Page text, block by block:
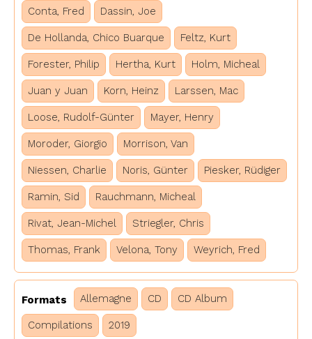
Conta, Fred Dassin, Joe
De Hollanda, Chico Buarque Feltz, Kurt
Forester, Philip Hertha, Kurt Holm, Micheal
Juan y Juan Korn, Heinz Larssen, Mac
Loose, Rudolf-Günter Mayer, Henry
Moroder, Giorgio Morrison, Van
Niessen, Charlie Noris, Günter Piesker, Rüdiger
Ramin, Sid Rauchmann, Micheal
Rivat, Jean-Michel Striegler, Chris
Thomas, Frank Velona, Tony Weyrich, Fred
Formats Allemagne CD CD Album
Compilations 2019